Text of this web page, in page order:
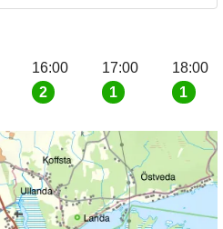
16:00
2
17:00
1
18:00
1